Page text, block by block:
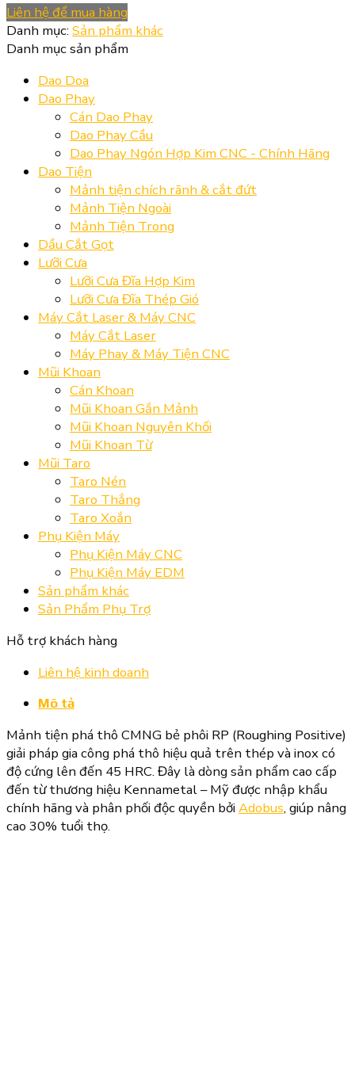
Liên hệ để mua hàng
Danh mục: Sản phẩm khác
Danh mục sản phẩm
Dao Doa
Dao Phay
Cán Dao Phay
Dao Phay Cầu
Dao Phay Ngón Hợp Kim CNC - Chính Hãng
Dao Tiện
Mảnh tiện chích rãnh & cắt đứt
Mảnh Tiện Ngoài
Mảnh Tiện Trong
Dầu Cắt Gọt
Lưỡi Cưa
Lưỡi Cưa Đĩa Hợp Kim
Lưỡi Cưa Đĩa Thép Gió
Máy Cắt Laser & Máy CNC
Máy Cắt Laser
Máy Phay & Máy Tiện CNC
Mũi Khoan
Cán Khoan
Mũi Khoan Gắn Mảnh
Mũi Khoan Nguyên Khối
Mũi Khoan Từ
Mũi Taro
Taro Nén
Taro Thẳng
Taro Xoắn
Phụ Kiện Máy
Phụ Kiện Máy CNC
Phụ Kiện Máy EDM
Sản phẩm khác
Sản Phẩm Phụ Trợ
Hỗ trợ khách hàng
Liên hệ kinh doanh
Mô tả
Mảnh tiện phá thô CMNG bẻ phôi RP (Roughing Positive)
giải pháp gia công phá thô hiệu quả trên thép và inox có
độ cứng lên đến 45 HRC. Đây là dòng sản phẩm cao cấp
đến từ thương hiệu Kennametal – Mỹ được nhập khẩu
chính hãng và phân phối độc quyền bởi Adobus, giúp nâng
cao 30% tuổi thọ.